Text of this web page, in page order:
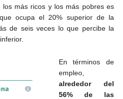
más ricos y los más pobres es
ocupa el 20% superior de la
de seis veces lo que percibe la
En términos de
empleo,
alrededor del
56% de las